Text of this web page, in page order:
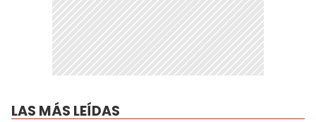
LAS MÁS LEÍDAS